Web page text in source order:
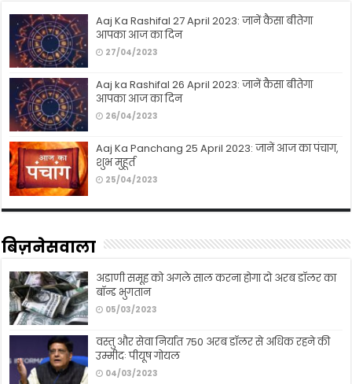
Aaj Ka Rashifal 27 April 2023: जानें कैसा बीतेगा
आपका आज का दिन
27/04/2023
Aaj ka Rashifal 26 April 2023: जानें कैसा बीतेगा
आपका आज का दिन
26/04/2023
Aaj Ka Panchang 25 April 2023: जानें आज का पंचाग,
शुभ मुहूर्त
25/04/2023
बिज़नेसवाला
अडाणी समूह को अगले साल करना होगा दो अरब डॉलर का
बॉन्ड भुगतान
05/03/2023
वस्तु और सेवा निर्यात 750 अरब डॉलर से अधिक रहने की
उम्मीदः पीयूष गोयल
04/03/2023